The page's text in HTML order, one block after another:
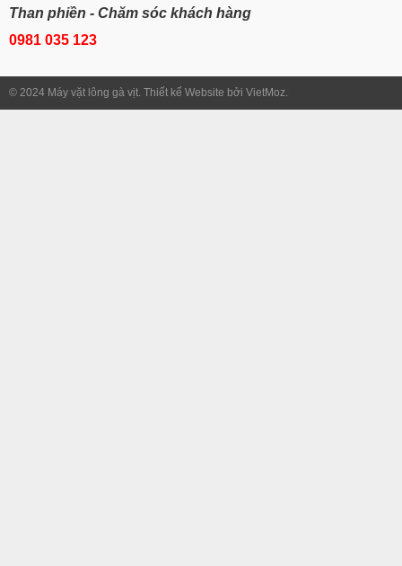
Than phiền - Chăm sóc khách hàng
0981 035 123
© 2024 Máy vặt lông gà vịt. Thiết kế Website bởi VietMoz.